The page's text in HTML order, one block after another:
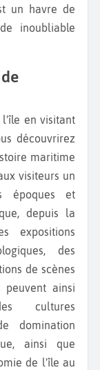
un havre de
inoubliable
découvrirez
maritime
visiteurs un
époques et
depuis la
expositions
des
de scènes
ainsi
cultures
domination
ainsi que
de l'île au